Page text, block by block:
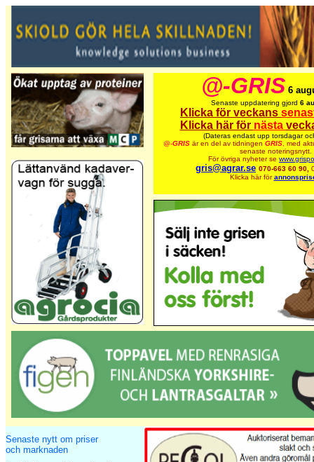
@-GRIS 6
Senaste uppdatering gjord 6
Klicka för veckans
Klicka här för nästa
(Dateras endast upp torsdagar
@-GRIS är en del av tidningen GRIS, med
senaste noteringsnytt.
För övriga nyheter se
gris@agrar.se 070-663 60 90,
Klicka här för
Senaste nytt om priser
och marknaden